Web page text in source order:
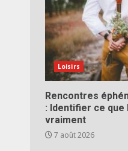
Loisirs
Rencontres
: Identifier ce que
vraiment
7 août 2026